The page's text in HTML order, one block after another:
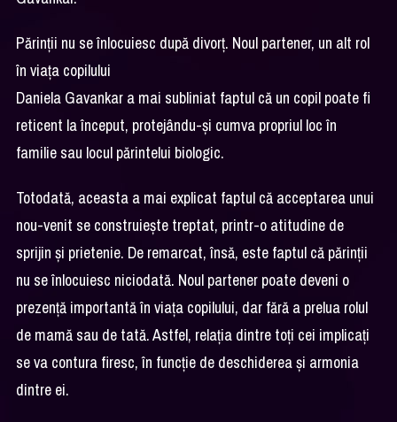
Părinții nu se înlocuiesc după divorț. Noul partener, un alt rol
în viața copilului
Daniela Gavankar a mai subliniat faptul că un copil poate fi
reticent la început, protejându-și cumva propriul loc în
familie sau locul părintelui biologic.
Totodată, aceasta a mai explicat faptul că acceptarea unui
nou-venit se construiește treptat, printr-o atitudine de
sprijin și prietenie. De remarcat, însă, este faptul că părinții
nu se înlocuiesc niciodată. Noul partener poate deveni o
prezență importantă în viața copilului, dar fără a prelua rolul
de mamă sau de tată. Astfel, relația dintre toți cei implicați
se va contura firesc, în funcție de deschiderea și armonia
dintre ei.